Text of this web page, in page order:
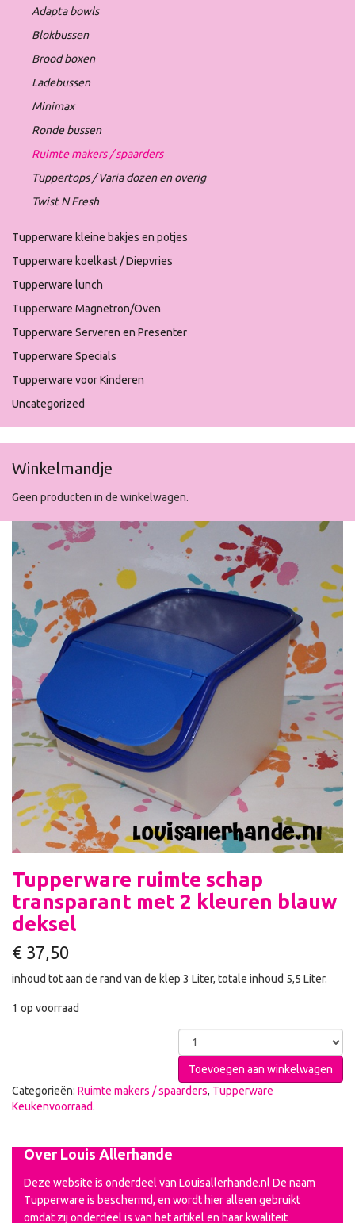
Adapta bowls
Blokbussen
Brood boxen
Ladebussen
Minimax
Ronde bussen
Ruimte makers / spaarders
Tuppertops / Varia dozen en overig
Twist N Fresh
Tupperware kleine bakjes en potjes
Tupperware koelkast / Diepvries
Tupperware lunch
Tupperware Magnetron/Oven
Tupperware Serveren en Presenter
Tupperware Specials
Tupperware voor Kinderen
Uncategorized
Winkelmandje
Geen producten in de winkelwagen.
Tupperware ruimte schap
transparant met 2 kleuren blauw
deksel
€ 37,50
inhoud tot aan de rand van de klep 3 Liter, totale inhoud 5,5 Liter.
1 op voorraad
Toevoegen aan winkelwagen
Categorieën: Ruimte makers / spaarders, Tupperware
Keukenvoorraad.
Over Louis Allerhande
Deze website is onderdeel van Louisallerhande.nl De naam
Tupperware is beschermd, en wordt hier alleen gebruikt
omdat zij onderdeel is van het artikel en haar kwaliteit